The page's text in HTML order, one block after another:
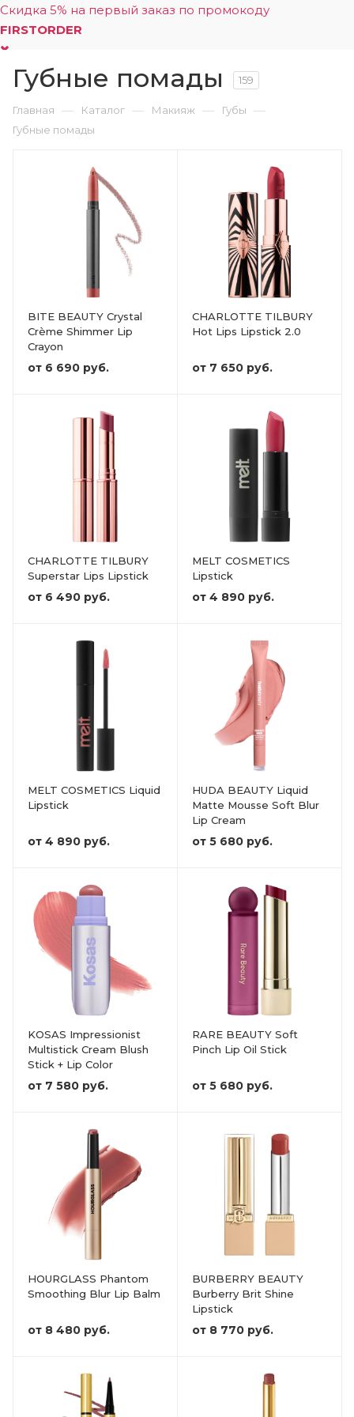
Скидка 5% на первый заказ по промокоду
FIRSTORDER
Губные помады 159
Главная — Каталог — Макияж — Губы —
Губные помады
BITE BEAUTY Crystal
Crème Shimmer Lip
Crayon
от 6 690 руб.
CHARLOTTE TILBURY
Hot Lips Lipstick 2.0
от 7 650 руб.
CHARLOTTE TILBURY
Superstar Lips Lipstick
от 6 490 руб.
MELT COSMETICS
Lipstick
от 4 890 руб.
MELT COSMETICS Liquid
Lipstick
от 4 890 руб.
HUDA BEAUTY Liquid
Matte Mousse Soft Blur
Lip Cream
от 5 680 руб.
KOSAS Impressionist
Multistick Cream Blush
Stick + Lip Color
от 7 580 руб.
RARE BEAUTY Soft
Pinch Lip Oil Stick
от 5 680 руб.
HOURGLASS Phantom
Smoothing Blur Lip Balm
от 8 480 руб.
BURBERRY BEAUTY
Burberry Brit Shine
Lipstick
от 8 770 руб.